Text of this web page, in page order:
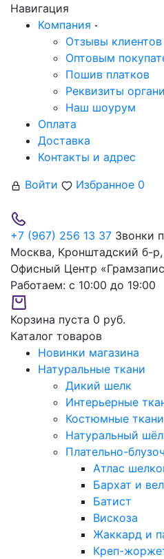
Навигация
Компания
Отзывы клиентов
Оптовым
Пошив платков
Реквизиты
Наш шоурум
Оплата
Доставка
Контакты и адрес
Войти
Избранное 0
+7 (967) 256 13 37 Звонки
Москва, Кронштадский б-р,
Офисный Центр
Работаем: с 10:00 до 19:00
Корзина пуста 0 руб.
Каталог товаров
Новинки магазина
Натуральные ткани
Дикий шелк
Интерьерные ткани
Костюмные ткани
Натуральный шёлк
Плательно-
Атлас
Бархат и
Батист
Вискоза
Жаккард и
Креп-жоржет